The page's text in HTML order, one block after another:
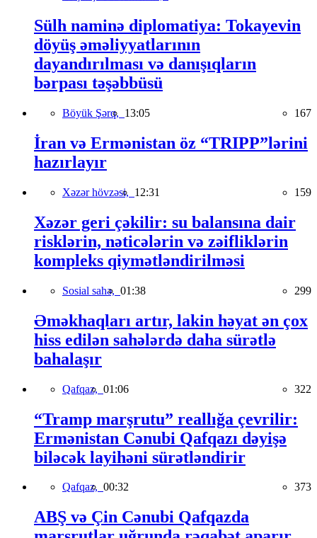
Sülh naminə diplomatiya: Tokayevin
döyüş əməliyyatlarının
dayandırılması və danışıqların
bərpası təşəbbüsü
Böyük Şərq, 13:05 167
İran və Ermənistan öz “TRIPP”lərini
hazırlayır
Xəzər hövzəsi, 12:31 159
Xəzər geri çəkilir: su balansına dair
risklərin, nəticələrin və zəifliklərin
kompleks qiymətləndirilməsi
Sosial sahə, 01:38 299
Əməkhaqları artır, lakin həyat ən çox
hiss edilən sahələrdə daha sürətlə
bahalaşır
Qafqaz, 01:06 322
“Tramp marşrutu” reallığa çevrilir:
Ermənistan Cənubi Qafqazı dəyişə
biləcək layihəni sürətləndirir
Qafqaz, 00:32 373
ABŞ və Çin Cənubi Qafqazda